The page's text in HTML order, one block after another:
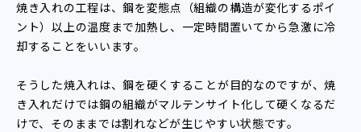
焼き入れの工程は、鋼を変態点（組織の構造が変化するポイ
ント）以上の温度まで加熱し、一定時間置いてから急激に冷
却することをいいます。
そうした焼入れは、鋼を硬くすることが目的なのですが、焼
き入れだけでは鋼の組織がマルテンサイト化して硬くなるだ
けで、そのままでは割れなどが生じやすい状態です。